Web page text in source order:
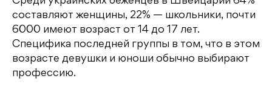
составляют женщины, 22% — школьники, почти
6000 имеют возраст от 14 до 17 лет.
Специфика последней группы в том, что в этом
возрасте девушки и юноши обычно выбирают
профессию.